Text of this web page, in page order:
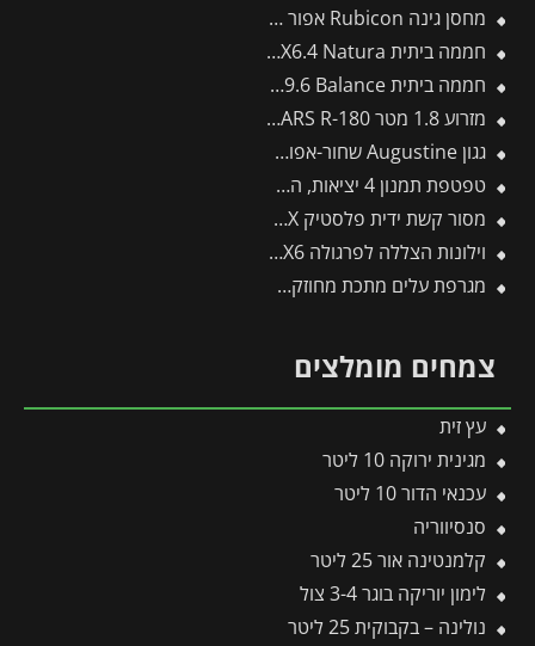
מחסן גינה Rubicon אפור כהה 1.9X3 מבית פלרם – קנופיה
חממה ביתית 2.4X6.4 Natura מעץ ארז מבית פלרם – Canopia
חממה ביתית 3X9.6 Balance מבית פלרם – Canopia
מזרוע 1.8 מטר ARS R-180 -תבור
גגון Augustine שחור-אפור 2.2*0.9 מבית פלרם – Canopia
טפטפת תמנון 4 יציאות, השקייה מווסתת + טפטפת 8 ליטר לשעה
מסור קשת ידית פלסטיק CT32EX -תבור
וילונות הצללה לפרגולה 3X6 מבית פלרם – Canopia
מגרפת עלים מתכת מחוזקת לכלים מתחלפים פיסקארס
צמחים מומלצים
עץ זית
מגינית ירוקה 10 ליטר
עכנאי הדור 10 ליטר
סנסיווריה
קלמנטינה אור 25 ליטר
לימון יוריקה בוגר 3-4 צול
נולינה – בקבוקית 25 ליטר